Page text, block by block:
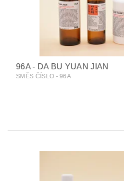
96A - DA BU YUAN JIAN
SMĚS ČÍSLO - 96A